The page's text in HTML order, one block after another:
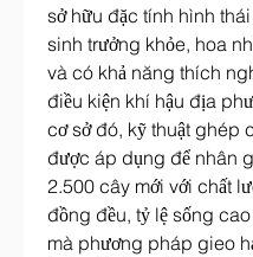
sở hữu đặc tính hình
sinh trưởng khỏe, hoa
và có khả năng thích
điều kiện khí hậu địa
cơ sở đó, kỹ thuật ghép
được áp dụng để nhân
2.500 cây mới với chất
đồng đều, tỷ lệ sống
mà phương pháp gieo